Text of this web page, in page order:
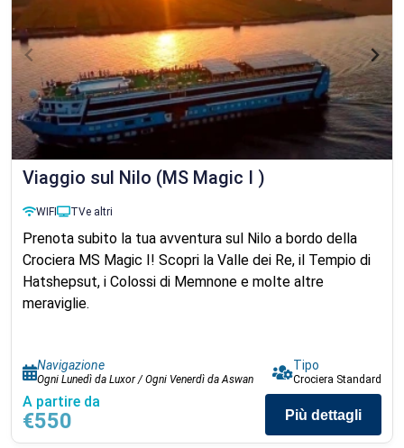
Viaggio sul Nilo (MS Magic I )
WIFI TVe altri
Prenota subito la tua avventura sul Nilo a bordo della
Crociera MS Magic I! Scopri la Valle dei Re, il Tempio di
Hatshepsut, i Colossi di Memnone e molte altre
meraviglie.
Navigazione
Ogni Lunedì da Luxor / Ogni Venerdì da Aswan
Tipo
Crociera Standard
A partire da
€550 Più dettagli